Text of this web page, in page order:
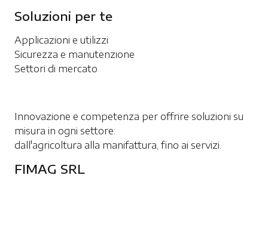
Forkguard sono adatte a veicoli con forche ad
Soluzioni per te
Applicazioni e utilizzi
Sicurezza e manutenzione
Settori di mercato
Innovazione e competenza per offrire soluzioni su
misura in ogni settore:
dall'agricoltura alla manifattura, fino ai servizi.
FIMAG SRL